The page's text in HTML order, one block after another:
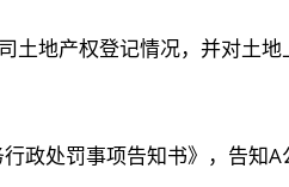
土地产权登记情况，并对土
政处罚事项告知书》，告知